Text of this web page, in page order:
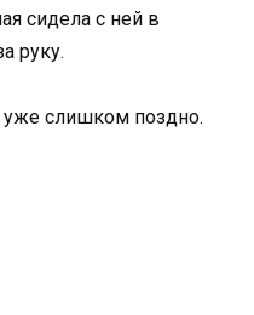
сидела с ней в
руку.
слишком поздно.